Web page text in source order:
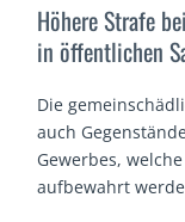
Höhere Strafe
in öffentlichen
Die
auch
Gewerbes,
aufbewahrt